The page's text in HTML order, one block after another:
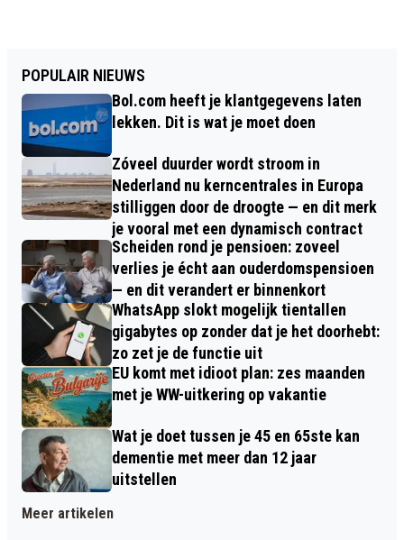
POPULAIR NIEUWS
Bol.com heeft je klantgegevens laten
lekken. Dit is wat je moet doen
Zóveel duurder wordt stroom in
Nederland nu kerncentrales in Europa
stilliggen door de droogte — en dit merk
je vooral met een dynamisch contract
Scheiden rond je pensioen: zoveel
verlies je écht aan ouderdomspensioen
— en dit verandert er binnenkort
WhatsApp slokt mogelijk tientallen
gigabytes op zonder dat je het doorhebt:
zo zet je de functie uit
EU komt met idioot plan: zes maanden
met je WW-uitkering op vakantie
Wat je doet tussen je 45 en 65ste kan
dementie met meer dan 12 jaar
uitstellen
Meer artikelen